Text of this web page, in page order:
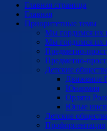
Главная страница
Главная
Приоритетные темы
Мы гордимся их
Мы гордимся их
Предметно-
Предметно-
Детские
Движение
Юнармия
Орлята
Юные
Детские
Профориентация